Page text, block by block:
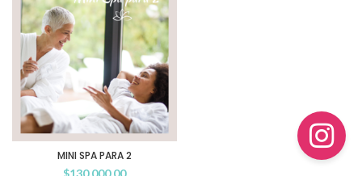
MINI SPA PARA 2
$130,000.00